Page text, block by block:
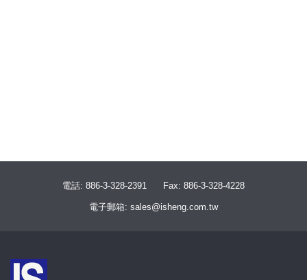
電話: 886-3-328-2391 Fax: 886-3-328-4228
電子郵箱: sales@isheng.com.tw